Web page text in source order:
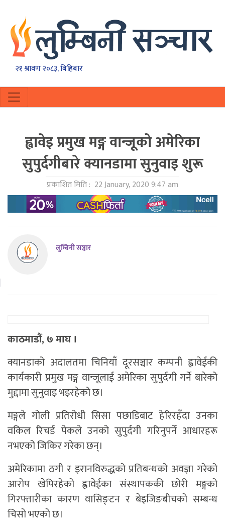
२१ श्रावण २०८३, बिहिबार
ह्वावेइ प्रमुख मङ्ग वान्जूको अमेरिका
सुपुर्दगीबारे क्यानडामा सुनुवाइ शुरू
प्रकाशित मिति : 22 January, 2020 9:47 am
लुम्बिनी सञ्चार
काठमाडौं, ७ माघ ।
क्यानडाको अदालतमा चिनियाँ दूरसञ्चार कम्पनी ह्वावेईकी
कार्यकारी प्रमुख मङ्ग वान्जूलाई अमेरिका सुपुर्दगी गर्ने बारेको
मुद्दामा सुनुवाइ भइरहेको छ।
मङ्गले गोली प्रतिरोधी सिसा पछाडिबाट हेरिरहँदा उनका
वकिल रिचर्ड पेकले उनको सुपुर्दगी गरिनुपर्ने आधारहरू
नभएको जिकिर गरेका छन्।
अमेरिकामा ठगी र इरानविरुद्धको प्रतिबन्धको अवज्ञा गरेको
आरोप खेपिरहेको ह्वावेईका संस्थापककी छोरी मङ्गको
गिरफ्तारीका कारण वासिङ्टन र बेइजिङबीचको सम्बन्ध
चिसो भएको छ।